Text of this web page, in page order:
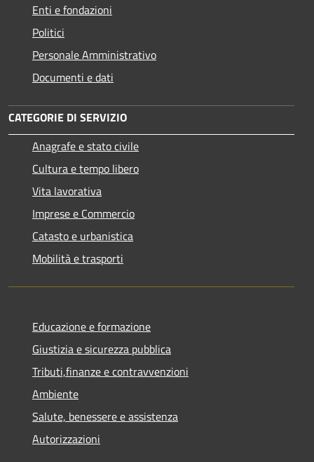
Enti e fondazioni
Politici
Personale Amministrativo
Documenti e dati
CATEGORIE DI SERVIZIO
Anagrafe e stato civile
Cultura e tempo libero
Vita lavorativa
Imprese e Commercio
Catasto e urbanistica
Mobilità e trasporti
Educazione e formazione
Giustizia e sicurezza pubblica
Tributi,finanze e contravvenzioni
Ambiente
Salute, benessere e assistenza
Autorizzazioni